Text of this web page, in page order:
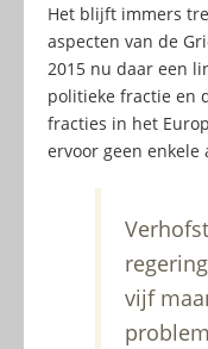
Het blijft immers
aspecten van de
2015 nu daar een
politieke fractie en
fracties in het
ervoor geen enkele
vijf